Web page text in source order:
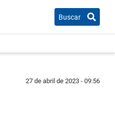
Buscar
27 de abril de 2023 - 09:56